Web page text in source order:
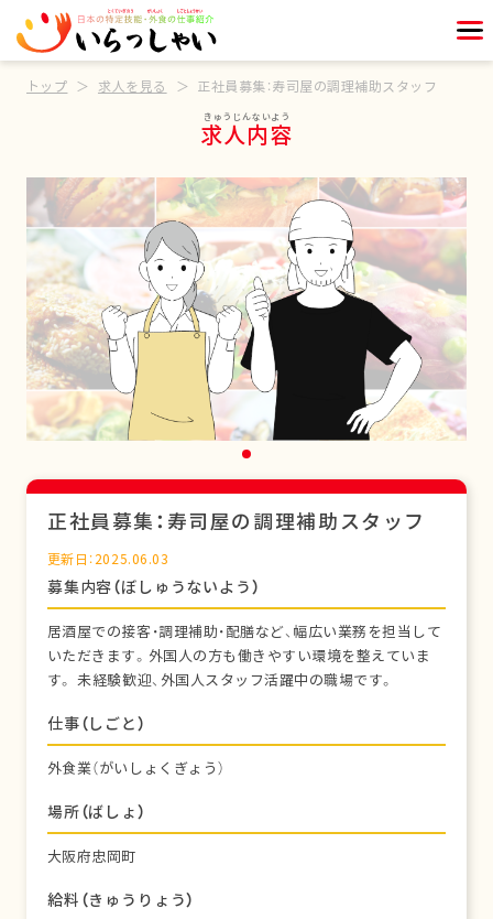
トップ 求人を見る 正社員募集：寿司屋の調理補助スタッフ
求人内容
正社員募集：寿司屋の調理補助スタッフ
更新日：2025.06.03
募集内容（ぼしゅうないよう）
居酒屋での接客・調理補助・配膳など、幅広い業務を担当して
いただきます。外国人の方も働きやすい環境を整えていま
す。 未経験歓迎、外国人スタッフ活躍中の職場です。
仕事（しごと）
外食業（がいしょくぎょう）
場所（ばしょ）
大阪府忠岡町
給料（きゅうりょう）